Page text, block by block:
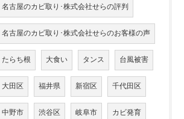
名古屋のカビ取り･株式会社せらの評判
名古屋のカビ取り･株式会社せらのお客様の声
たらち根 大食い タンス 台風被害
大田区 福井県 新宿区 千代田区
中野市 渋谷区 岐阜市 カビ発育